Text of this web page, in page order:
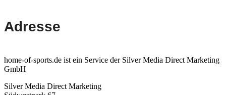
Adresse
home-of-sports.de ist ein Service der Silver Media Direct Marketing
GmbH
Silver Media Direct Marketing